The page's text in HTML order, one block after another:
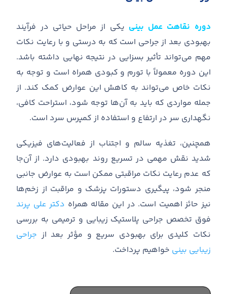
دوره نقاهت عمل بینی یکی از مراحل حیاتی در فرآیند
بهبودی بعد از جراحی است که به درستی و با رعایت نکات
مهم میتواند تأثیر بسزایی در نتیجه نهایی داشته باشد.
این دوره معمولاً با تورم و کبودی همراه است و توجه به
نکات خاص میتواند به کاهش این عوارض کمک کند. از
جمله مواردی که باید به آنها توجه شود، استراحت کافی،
نگهداری سر در ارتفاع و استفاده از کمپرس سرد است.
همچنین، تغذیه سالم و اجتناب از فعالیتهای فیزیکی
شدید نقش مهمی در تسریع روند بهبودی دارد. از آنجا
که عدم رعایت نکات مراقبتی ممکن است به عوارض جانبی
منجر شود، پیگیری دستورات پزشک و مراقبت از زخمها
نیز حائز اهمیت است. در این مقاله همراه دکتر علی پرند
فوق تخصص جراحی پلاستیک زیبایی و ترمیمی به بررسی
نکات کلیدی برای بهبودی سریع و مؤثر بعد از جراحی
زیبایی بینی خواهیم پرداخت.